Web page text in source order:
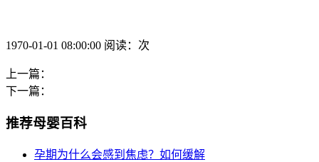
1970-01-01 08:00:00 阅读：次
上一篇：
下一篇：
推荐母婴百科
孕期为什么会感到焦虑？如何缓解